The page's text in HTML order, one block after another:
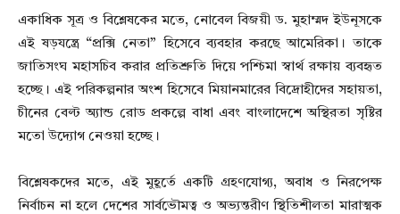
একাধিক সূত্র ও বিশ্লেষকের মতে, নোবেল বিজয়ী ড. মুহাম্মদ ইউনূসকে
এই ষড়যন্ত্রে “প্রক্সি নেতা” হিসেবে ব্যবহার করছে আমেরিকা। তাকে
জাতিসংঘ মহাসচিব করার প্রতিশ্রুতি দিয়ে পশ্চিমা স্বার্থ রক্ষায় ব্যবহৃত
হচ্ছে। এই পরিকল্পনার অংশ হিসেবে মিয়ানমারের বিদ্রোহীদের সহায়তা,
চীনের বেল্ট অ্যান্ড রোড প্রকল্পে বাধা এবং বাংলাদেশে অস্থিরতা সৃষ্টির
মতো উদ্যোগ নেওয়া হচ্ছে।
বিশ্লেষকদের মতে, এই মুহূর্তে একটি গ্রহণযোগ্য, অবাধ ও নিরপেক্ষ
নির্বাচন না হলে দেশের সার্বভৌমত্ব ও অভ্যন্তরীণ স্থিতিশীলতা মারাত্মক